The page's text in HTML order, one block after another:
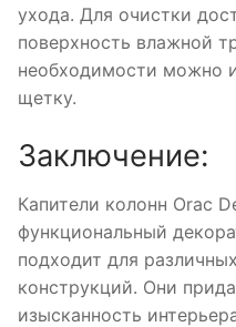
ухода. Для очистки
поверхность влажной
необходимости можно
щетку.
Заключение:
Капители колонн Orac
функциональный
подходит для
конструкций. Они
изысканность